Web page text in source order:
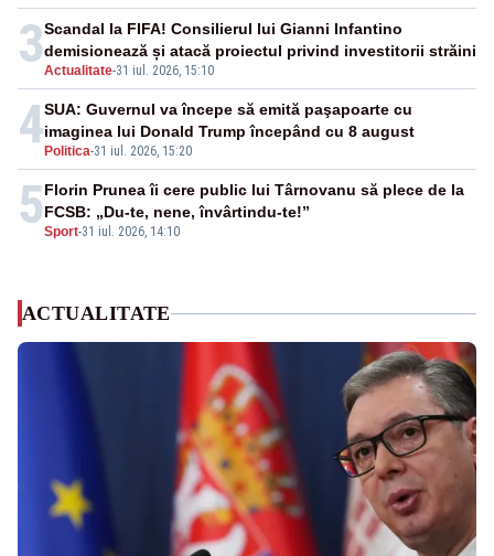
3Actualitate-31 iul. 2026, 15:10
Scandal la FIFA! Consilierul lui Gianni Infantino
demisionează și atacă proiectul privind investitorii străini
4 Politica-31 iul. 2026, 15:20
SUA: Guvernul va începe să emită paşapoarte cu
imaginea lui Donald Trump începând cu 8 august
5Sport-31 iul. 2026, 14:10
Florin Prunea îi cere public lui Târnovanu să plece de la
FCSB: „Du-te, nene, învârtindu-te!”
ACTUALITATE